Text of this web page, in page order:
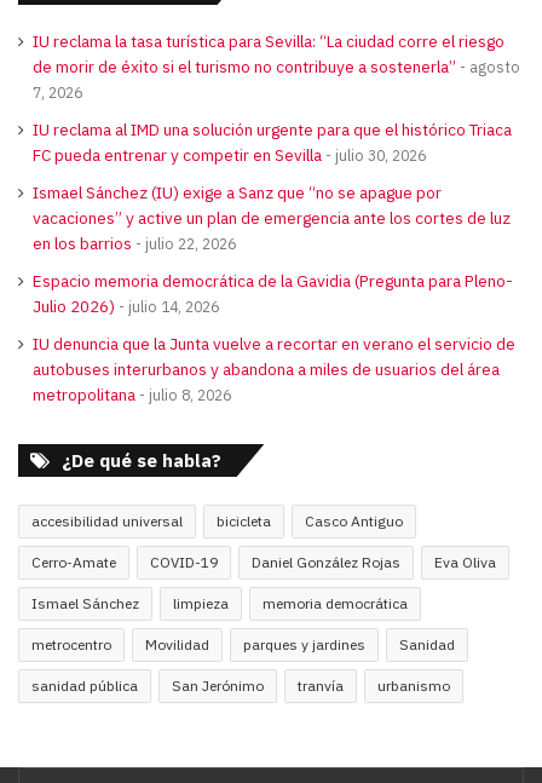
IU reclama la tasa turística para Sevilla: “La ciudad corre el riesgo
de morir de éxito si el turismo no contribuye a sostenerla”
agosto
7, 2026
IU reclama al IMD una solución urgente para que el histórico Triaca
FC pueda entrenar y competir en Sevilla
julio 30, 2026
Ismael Sánchez (IU) exige a Sanz que “no se apague por
vacaciones” y active un plan de emergencia ante los cortes de luz
en los barrios
julio 22, 2026
Espacio memoria democrática de la Gavidia (Pregunta para Pleno-
Julio 2026)
julio 14, 2026
IU denuncia que la Junta vuelve a recortar en verano el servicio de
autobuses interurbanos y abandona a miles de usuarios del área
metropolitana
julio 8, 2026
¿De qué se habla?
accesibilidad universal bicicleta Casco Antiguo
Cerro-Amate COVID-19 Daniel González Rojas Eva Oliva
Ismael Sánchez limpieza memoria democrática
metrocentro Movilidad parques y jardines Sanidad
sanidad pública San Jerónimo tranvía urbanismo